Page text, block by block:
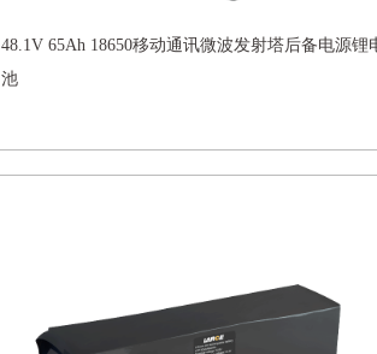
48.1V 65Ah 18650移动通讯微波发射塔后备电源锂
池